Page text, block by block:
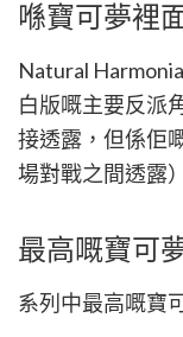
喺寶可夢裡
Natural
白版嘅主要反派
接透露，但係佢
場對戰之間透露
最高嘅寶可
系列中最高嘅寶